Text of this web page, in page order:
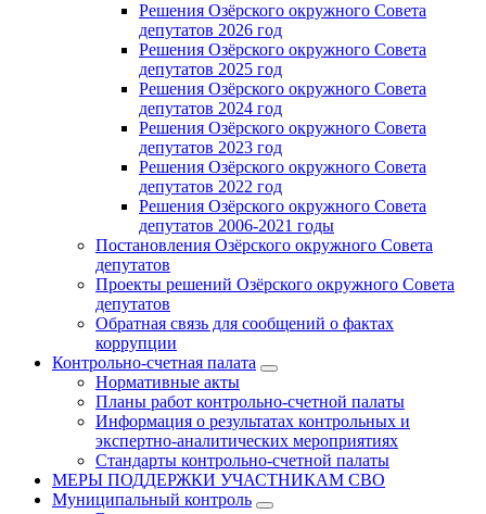
Решения Озёрского окружного Совета
депутатов 2026 год
Решения Озёрского окружного Совета
депутатов 2025 год
Решения Озёрского окружного Совета
депутатов 2024 год
Решения Озёрского окружного Совета
депутатов 2023 год
Решения Озёрского окружного Совета
депутатов 2022 год
Решения Озёрского окружного Совета
депутатов 2006-2021 годы
Постановления Озёрского окружного Совета
депутатов
Проекты решений Озёрского окружного Совета
депутатов
Обратная связь для сообщений о фактах
коррупции
Контрольно-счетная палата
Нормативные акты
Планы работ контрольно-счетной палаты
Информация о результатах контрольных и
экспертно-аналитических мероприятиях
Стандарты контрольно-счетной палаты
МЕРЫ ПОДДЕРЖКИ УЧАСТНИКАМ СВО
Муниципальный контроль